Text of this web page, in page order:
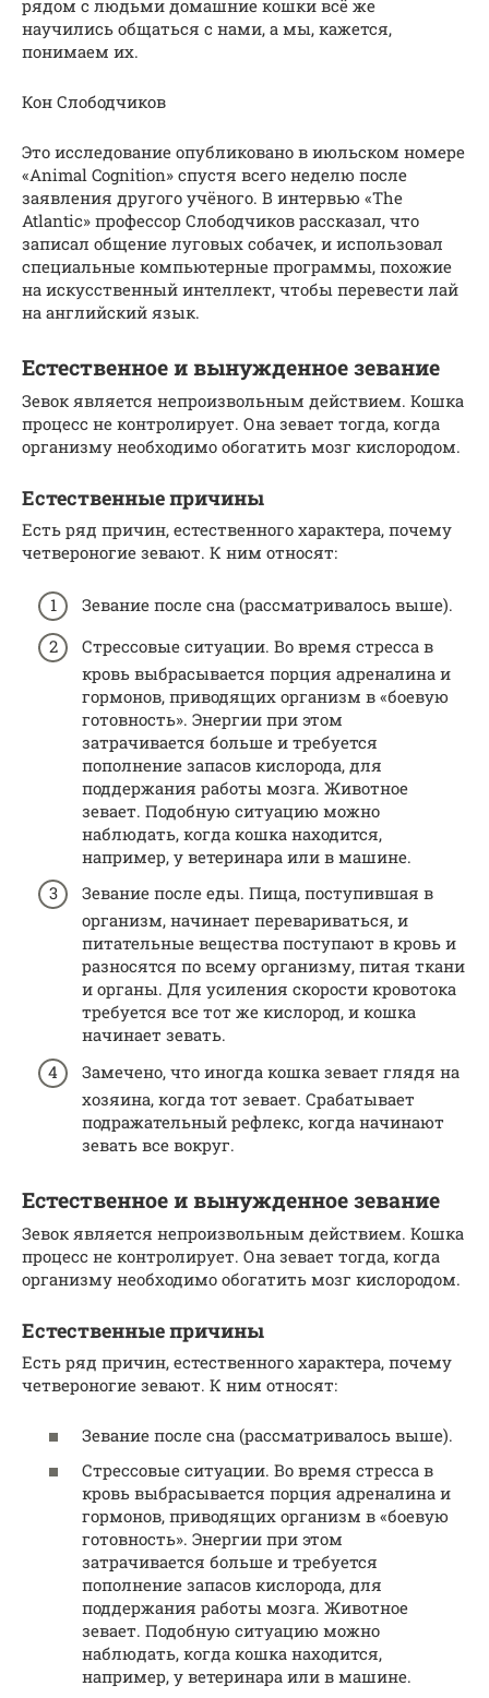
рядом с людьми домашние кошки всё же
научились общаться с нами, а мы, кажется,
понимаем их.
Кон Слободчиков
Это исследование опубликовано в июльском номере
«Animal Cognition» спустя всего неделю после
заявления другого учёного. В интервью «The
Atlantic» профессор Слободчиков рассказал, что
записал общение луговых собачек, и использовал
специальные компьютерные программы, похожие
на искусственный интеллект, чтобы перевести лай
на английский язык.
Естественное и вынужденное зевание
Зевок является непроизвольным действием. Кошка
процесс не контролирует. Она зевает тогда, когда
организму необходимо обогатить мозг кислородом.
Естественные причины
Есть ряд причин, естественного характера, почему
четвероногие зевают. К ним относят:
Зевание после сна (рассматривалось выше).
Стрессовые ситуации. Во время стресса в
кровь выбрасывается порция адреналина и
гормонов, приводящих организм в «боевую
готовность». Энергии при этом
затрачивается больше и требуется
пополнение запасов кислорода, для
поддержания работы мозга. Животное
зевает. Подобную ситуацию можно
наблюдать, когда кошка находится,
например, у ветеринара или в машине.
Зевание после еды. Пища, поступившая в
организм, начинает перевариваться, и
питательные вещества поступают в кровь и
разносятся по всему организму, питая ткани
и органы. Для усиления скорости кровотока
требуется все тот же кислород, и кошка
начинает зевать.
Замечено, что иногда кошка зевает глядя на
хозяина, когда тот зевает. Срабатывает
подражательный рефлекс, когда начинают
зевать все вокруг.
Естественное и вынужденное зевание
Зевок является непроизвольным действием. Кошка
процесс не контролирует. Она зевает тогда, когда
организму необходимо обогатить мозг кислородом.
Естественные причины
Есть ряд причин, естественного характера, почему
четвероногие зевают. К ним относят:
Зевание после сна (рассматривалось выше).
Стрессовые ситуации. Во время стресса в
кровь выбрасывается порция адреналина и
гормонов, приводящих организм в «боевую
готовность». Энергии при этом
затрачивается больше и требуется
пополнение запасов кислорода, для
поддержания работы мозга. Животное
зевает. Подобную ситуацию можно
наблюдать, когда кошка находится,
например, у ветеринара или в машине.